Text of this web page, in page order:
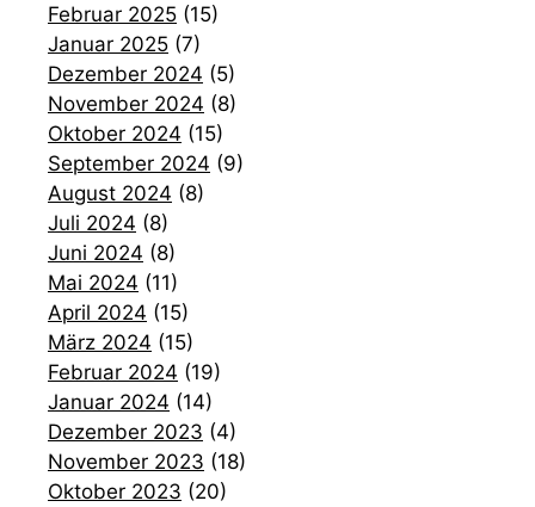
Februar 2025 (15)
Januar 2025 (7)
Dezember 2024 (5)
November 2024 (8)
Oktober 2024 (15)
September 2024 (9)
August 2024 (8)
Juli 2024 (8)
Juni 2024 (8)
Mai 2024 (11)
April 2024 (15)
März 2024 (15)
Februar 2024 (19)
Januar 2024 (14)
Dezember 2023 (4)
November 2023 (18)
Oktober 2023 (20)